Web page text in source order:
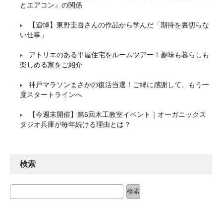
とエアコン』の関係
【追悼】東野圭吾さんの作品から学んだ「期待を裏切らな
い仕事」
アトリエのある平屋住宅をルームツアー！趣味も暮らしも
楽しめる家をご紹介
神戸マラソンまさかの復活当選！ご縁に感謝して、もう一
度スタートラインへ
【今週末開催】第6回木工教室イベント｜オーガニックス
タジオ兵庫が毎年続ける理由とは？
検索
検索
検索